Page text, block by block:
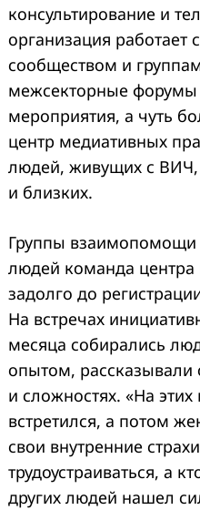
консультирование и
организация работает
сообществом и
межсекторные
мероприятия, а чуть
центр медиативных
людей, живущих с ВИЧ,
и близких.
Группы
людей команда центра
задолго до
На встречах
месяца собирались
опытом, рассказывали
и сложностях. «На этих
встретился, а потом
свои внутренние
трудоустраиваться, а
других людей нашел